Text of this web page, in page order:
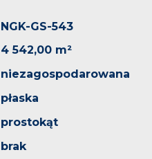
NGK-GS-543
4 542,00 m²
niezagospodarowana
płaska
prostokąt
brak